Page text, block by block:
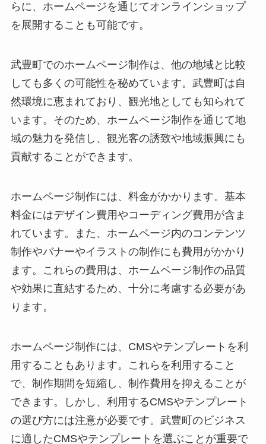
らに、ホームページを通じてオンラインショップ
を展開することも可能です。
武豊町でのホームページ制作は、他の地域と比較
しても多くの可能性を秘めています。武豊町は自
然環境に恵まれており、観光地としても知られて
います。そのため、ホームページ制作を通じて地
域の魅力を発信し、観光客の誘致や地域振興にも
貢献することができます。
ホームページ制作には、料金がかかります。基本
料金にはデザイン費用やコーディング費用が含ま
れています。また、ホームページ内のコンテンツ
制作やバナーやイラストの制作にも費用がかかり
ます。これらの費用は、ホームページ制作の品質
や効果に直結するため、十分に考慮する必要があ
ります。
ホームページ制作には、CMSやテンプレートを利
用することもあります。これらを利用すること
で、制作期間を短縮し、制作費用を抑えることが
できます。しかし、利用するCMSやテンプレート
の選び方には注意が必要です。武豊町のビジネス
に適したCMSやテンプレートを選ぶことが重要で